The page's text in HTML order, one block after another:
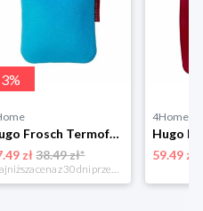
3%
Hugo Frosch Termofor dziecięcy Uni, niebieski
zł 38.49 zł*
*najniższa cena z 30 dni przed obniżką
4Home
59.49 zł